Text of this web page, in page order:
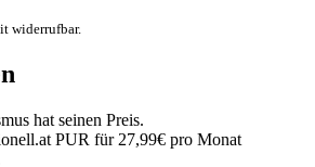
widerrufbar.
hat seinen Preis.
PUR für 27,99€ pro Monat